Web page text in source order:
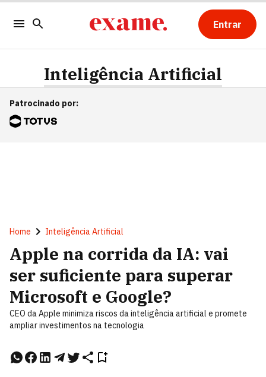
Entrar
Inteligência Artificial
Patrocinado por:
Home Inteligência Artificial
Apple na corrida da IA: vai
ser suficiente para superar
Microsoft e Google?
CEO da Apple minimiza riscos da inteligência artificial e promete
ampliar investimentos na tecnologia